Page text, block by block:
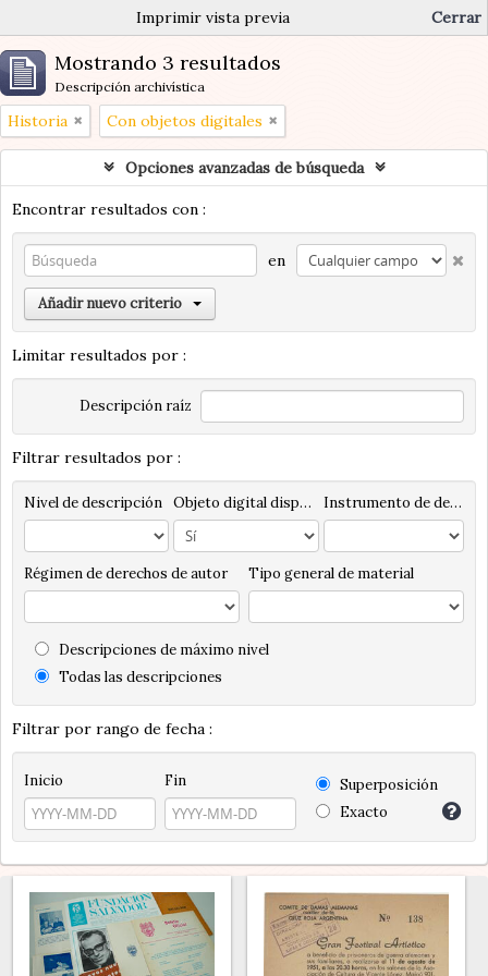
Imprimir vista previa Cerrar
Mostrando 3 resultados
Descripción archivística
Historia Con objetos digitales
Opciones avanzadas de búsqueda
Encontrar resultados con :
en
Añadir nuevo criterio
Limitar resultados por :
Descripción raíz
Filtrar resultados por :
Nivel de descripción Objeto digital disponibles Instrumento de descripción
Régimen de derechos de autor Tipo general de material
Descripciones de máximo nivel
Todas las descripciones
Filtrar por rango de fecha :
Inicio Fin
Superposición
Exacto